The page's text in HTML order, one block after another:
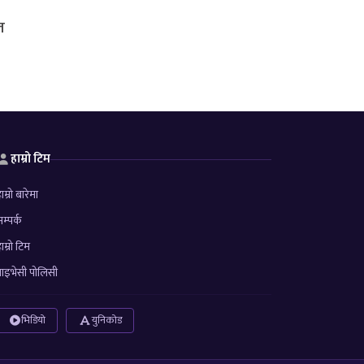
हाम्रो टिम
बारेमा
टिम
पोलिसी
भिडियो युनिकोड